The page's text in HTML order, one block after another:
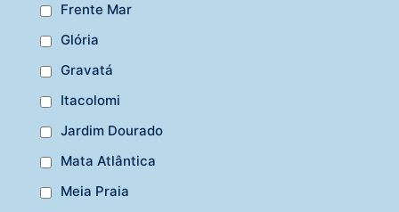
Frente Mar
Glória
Gravatá
Itacolomi
Jardim Dourado
Mata Atlântica
Meia Praia